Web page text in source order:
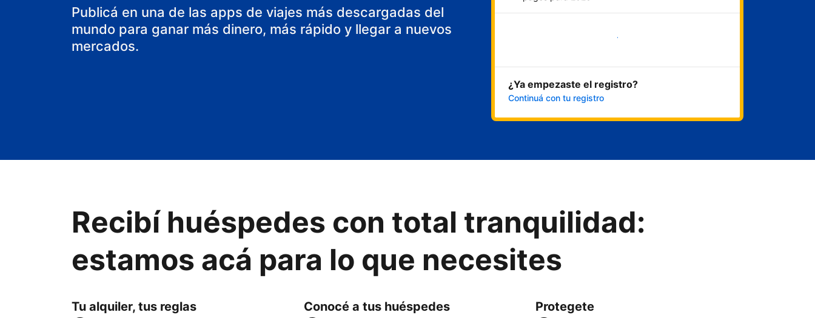
aparthotel
Publicá en una de las apps de viajes más descargadas del
mundo para ganar más dinero, más rápido y llegar a nuevos
mercados.
Empezar ahora
¿Ya empezaste el registro?
Continuá con tu registro
Recibí huéspedes con total tranquilidad:
estamos acá para lo que necesites
Tu alquiler, tus reglas Conocé a tus huéspedes Protegete